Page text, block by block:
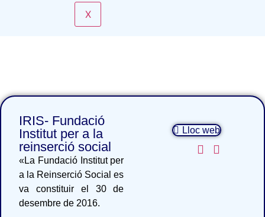
X
IRIS- Fundació
Institut per a la
reinserció social
«La Fundació Institut per
a la Reinserció Social es
va constituir el 30 de
desembre de 2016.
Lloc web